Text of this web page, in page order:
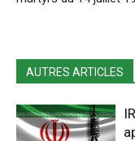
AUTRES ARTICLES